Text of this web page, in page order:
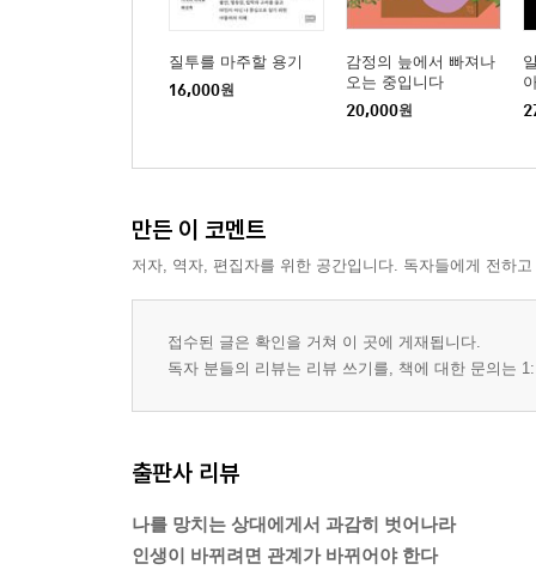
질투를 마주할 용기
16,000원
감정의 늪에서 빠져나
오는 중입니다
20,000원
만든 이 코멘트
저자, 역자, 편집자를 위한 공간입니다. 독자들에게 전하
접수된 글은 확인을 거쳐 이 곳에 게재됩니다.
독자 분들의 리뷰는 리뷰 쓰기를, 책에 대한 문의는
출판사 리뷰
나를 망치는 상대에게서 과감히 벗어나라
인생이 바뀌려면 관계가 바뀌어야 한다